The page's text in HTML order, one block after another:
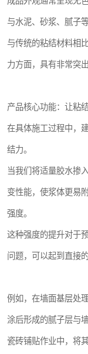
与水泥、砂浆、腻子
与传统的粘结材料相
力方面，具有非常突
产品核心功能：让粘
在具体施工过程中，
结力。
当我们将适量胶水掺
变性能，使浆体更易
强度。
这种强度的提升对于
问题，可以起到直接
例如，在墙面基层处
涂后形成的腻子层与
瓷砖铺贴作业中，将